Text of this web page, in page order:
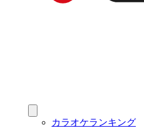
カラオケランキング